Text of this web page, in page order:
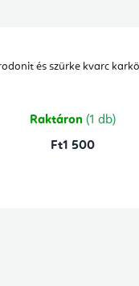
és szürke kvarc
Raktáron (1 db)
Ft1 500